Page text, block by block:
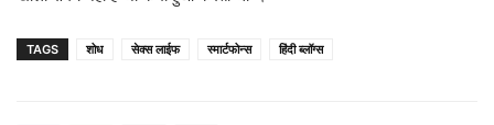
TAGS शोध सेक्स लाईफ स्मार्टफोन्स हिंदी ब्लॉग्स